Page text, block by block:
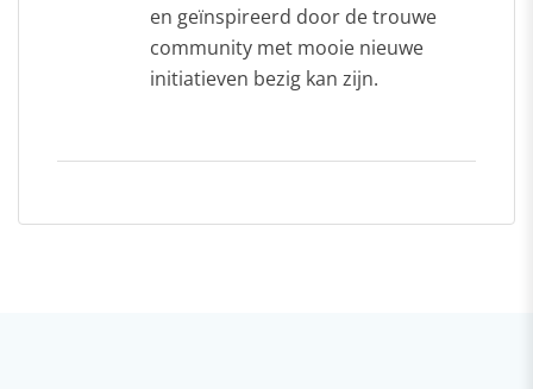
en geïnspireerd door de trouwe
community met mooie nieuwe
initiatieven bezig kan zijn.